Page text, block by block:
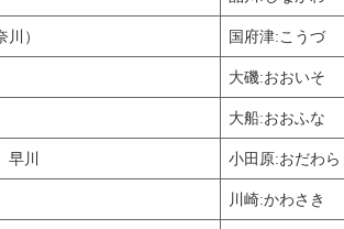
「新橋駅」...を並べる
D列に
「東京」「新橋」...を
E列に、D列のひらが
） 国府津:こうづ
大磯:おおいそ
大船:おおふな
早川 小田原:おだわら
川崎:かわさき